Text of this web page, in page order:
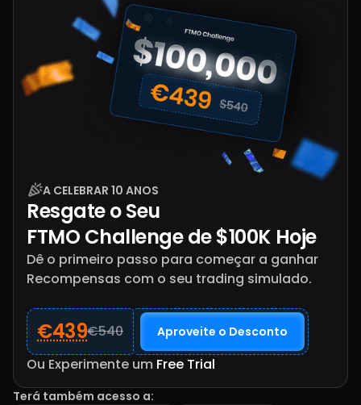
A CELEBRAR 10 ANOS
Resgate o Seu
FTMO Challenge de$100K Hoje
Dê o primeiro passo para começar a ganhar
Recompensas com o seu trading simulado.
€439€540 Aproveite o Desconto
Ou Experimente um Free Trial
Terá também acesso a: